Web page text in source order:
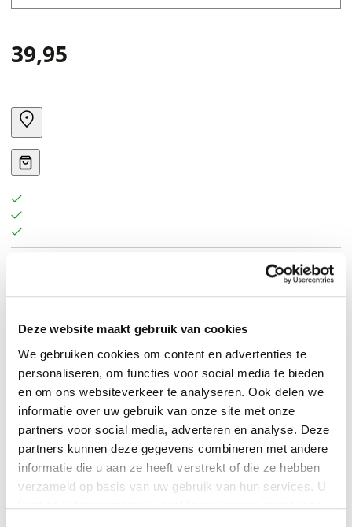
Deze website maakt gebruik van cookies
We gebruiken cookies om content en advertenties te
personaliseren, om functies voor social media te bieden
en om ons websiteverkeer te analyseren. Ook delen we
informatie over uw gebruik van onze site met onze
partners voor social media, adverteren en analyse. Deze
partners kunnen deze gegevens combineren met andere
informatie die u aan ze heeft verstrekt of die ze hebben
verzameld op basis van uw gebruik van hun services. U
kunt op ieder moment uw cookievoorkeuren aanpassen
39,95
Starten met ondernemen is spannend, maar ook
risicovol — vooral wanneer je je idee nog niet hebt
in deze cruciale opstartfase. Het boek biedt een
gestructureerde aanpak om een vaag idee om te zetten
in een gevalideerd, schaalbaar en winstgevend
bedrijfsconcept. Je leert hoe je klantbehoeften helder in
kaart brengt, hoe je aannames test en risico’s beperkt,
en hoe je een Minimum Viable Product ontwikkelt dat
echte waarde levert. Daarnaast ontdek je hoe je